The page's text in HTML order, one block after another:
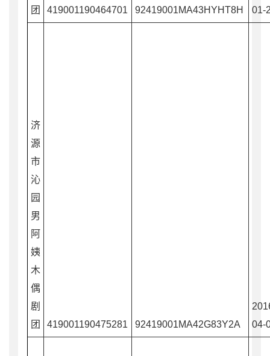
团
419001190464701 92419001MA43HYHT8H
01-
济
源
市
沁
园
男
阿
姨
木
偶
剧
团
419001190475281 92419001MA42G83Y2A
04-